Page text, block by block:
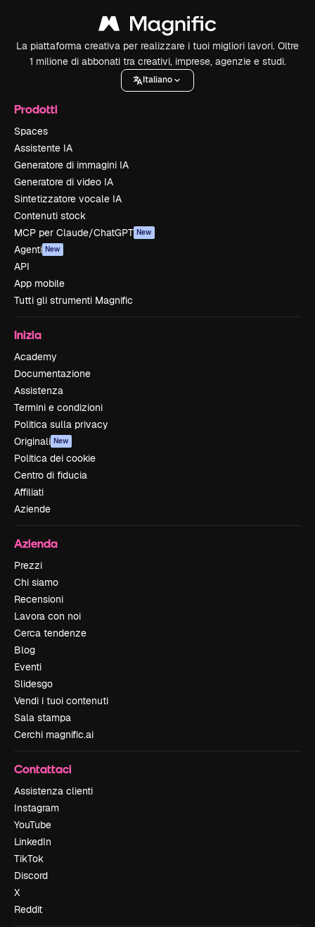
La piattaforma creativa per realizzare i tuoi migliori lavori. Oltre
1 milione di abbonati tra creativi, imprese, agenzie e studi.
Italiano
Prodotti
Spaces
Assistente IA
Generatore di immagini IA
Generatore di video IA
Sintetizzatore vocale IA
Contenuti stock
MCP per Claude/ChatGPT New
Agenti New
API
App mobile
Tutti gli strumenti Magnific
Inizia
Academy
Documentazione
Assistenza
Termini e condizioni
Politica sulla privacy
Originali New
Politica dei cookie
Centro di fiducia
Affiliati
Aziende
Azienda
Prezzi
Chi siamo
Recensioni
Lavora con noi
Cerca tendenze
Blog
Eventi
Slidesgo
Vendi i tuoi contenuti
Sala stampa
Cerchi magnific.ai
Contattaci
Assistenza clienti
Instagram
YouTube
LinkedIn
TikTok
Discord
X
Reddit